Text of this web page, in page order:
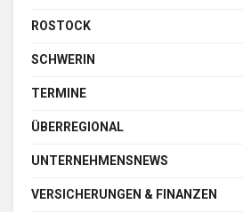
ROSTOCK
SCHWERIN
TERMINE
ÜBERREGIONAL
UNTERNEHMENSNEWS
VERSICHERUNGEN & FINANZEN